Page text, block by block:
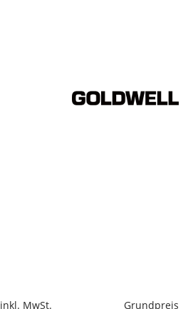
inkl. MwSt.
Grundpreis